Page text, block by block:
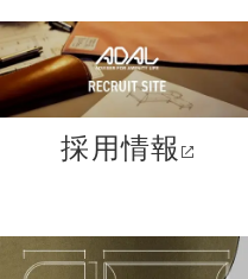
採用情報